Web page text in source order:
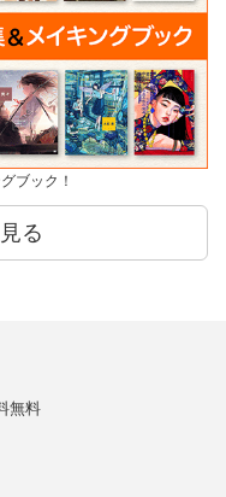
ブック！
る
無料